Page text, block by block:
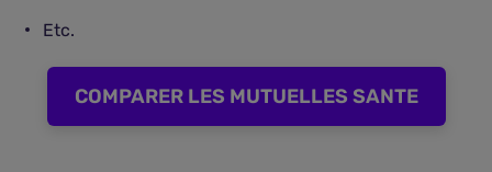
Etc.
COMPARER LES MUTUELLES SANTE